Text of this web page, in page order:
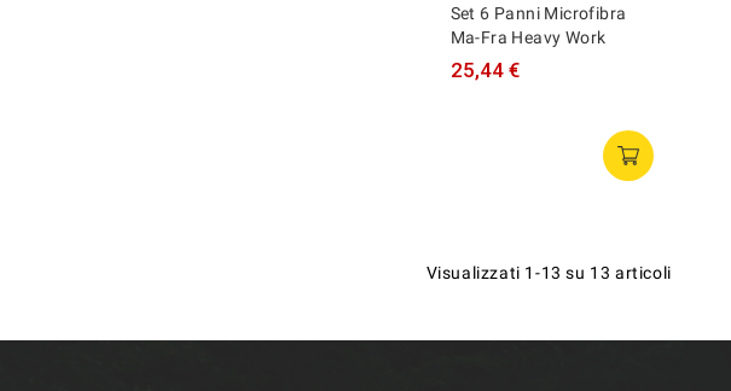
Set 6 Panni Microfibra
Ma-Fra Heavy Work
25,44 €
Visualizzati 1-13 su 13 articoli